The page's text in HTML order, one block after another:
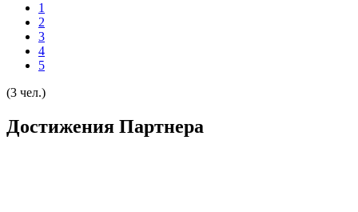
1
2
3
4
5
(3 чел.)
Достижения Партнера